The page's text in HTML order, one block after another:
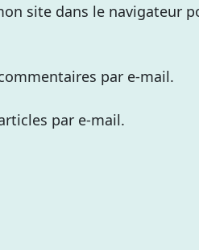
site dans le navigateur
par e-mail.
par e-mail.